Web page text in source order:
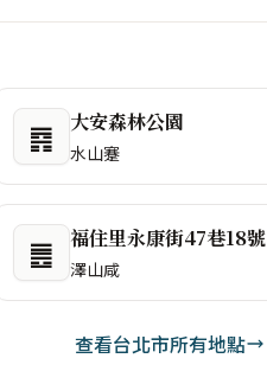
䷴ 大安森林公園
水山蹇
䷌ 福住里永康街47巷18號
澤山咸
查看台北市所有地點